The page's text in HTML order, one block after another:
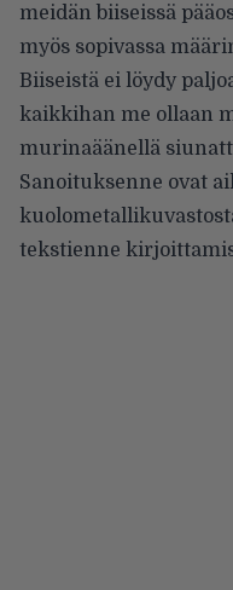
meidän biiseissä
myös sopivassa
Biiseistä ei löydy
kaikkihan me ollaan
murinaäänellä
Sanoituksenne ovat
tekstienne